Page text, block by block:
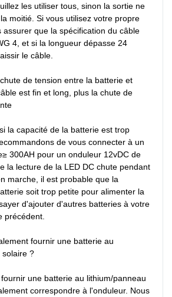
les utiliser tous, sinon la sortie ne
moitié. Si vous utilisez votre propre
assurer que la spécification du câble
4, et si la longueur dépasse 24
le câble.
de tension entre la batterie et
est fin et long, plus la chute de
la capacité de la batterie est trop
de vous connecter à un
300AH pour un onduleur 12vDC de
la lecture de la LED DC chute pendant
marche, il est probable que la
soit trop petite pour alimenter la
d'ajouter d'autres batteries à votre
précédent.
fournir une batterie au
?
une batterie au lithium/panneau
correspondre à l'onduleur. Nous